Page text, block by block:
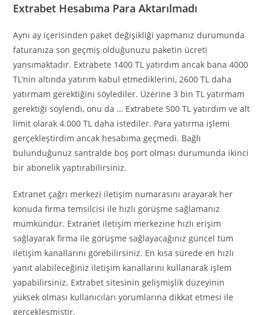
Extrabet Hesabıma Para Aktarılmadı
Aynı ay içerisinden paket değişikliği yapmanız durumunda
faturanıza son geçmiş olduğunuzu paketin ücreti
yansımaktadır. Extrabete 1400 TL yatırdım ancak bana 4000
TL’nin altında yatırım kabul etmediklerini, 2600 TL daha
yatırmam gerektiğini söylediler. Üzerine 3 bin TL yatırmam
gerektiği söylendi, onu da … Extrabete 500 TL yatırdım ve alt
limit olarak 4.000 TL daha istediler. Para yatırma işlemi
gerçekleştirdim ancak hesabıma geçmedi. Bağlı
bulunduğunuz santralde boş port olması durumunda ikinci
bir abonelik yaptırabilirsiniz.
Extranet çağrı merkezi iletişim numarasını arayarak her
konuda firma temsilcisi ile hızlı görüşme sağlamanız
mümkündür. Extranet iletişim merkezine hızlı erişim
sağlayarak firma ile görüşme sağlayacağınız güncel tüm
iletişim kanallarını görebilirsiniz. En kısa sürede en hızlı
yanıt alabileceğiniz iletişim kanallarını kullanarak işlem
yapabilirsiniz. Extrabet sitesinin gelişmişlik düzeyinin
yüksek olması kullanıcıları yorumlarına dikkat etmesi ile
gerçekleşmiştir.